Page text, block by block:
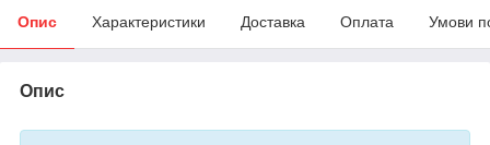
Опис Характеристики Доставка Оплата Умови
Опис